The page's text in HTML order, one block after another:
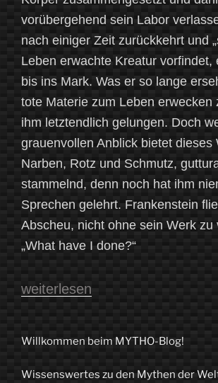
vorübergehend sein Labor
nach einiger Zeit zurückkehrt und
Leben erwachte Kreatur vorfindet,
bis ins Mark. Was er so lange
tote Materie zum Leben erwecken
ihm letztendlich gelungen. Doch
grauenvollen Anblick bietet dieses
Narben, Rotz und Schmutz,
stammelnd, denn noch hat ihm
Sprechen gelehrt. Frankenstein
Abscheu, nicht ohne sein Werk zu
„What have I done?“
„„This
your
weiterlesen
Willkommen beim MYTHO-Blog!
Wissenswertes zu den Mythen der